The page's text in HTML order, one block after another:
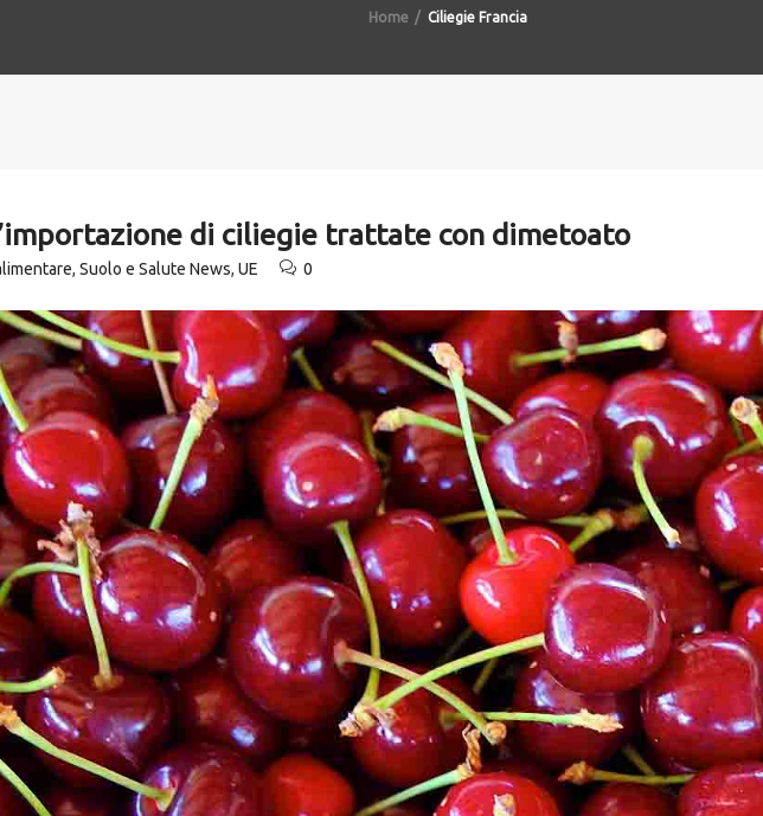
Home Ciliegie Francia
di ciliegie trattate con dimetoato
, Suolo e Salute News, UE 0